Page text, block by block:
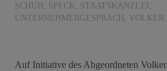
SCHUH , SPECK, STAATSKANZLEI ,
UNTERNEHMERGESPRÄCH , VOLKER
Auf Initiative des Abgeordneten